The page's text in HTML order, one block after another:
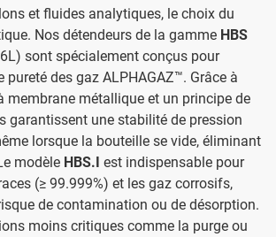
et fluides analytiques, le choix du
Nos détendeurs de la gamme HBS
sont spécialement conçus pour
pureté des gaz ALPHAGAZ™. Grâce à
membrane métallique et un principe de
garantissent une stabilité de pression
lorsque la bouteille se vide, éliminant
modèle HBS.I est indispensable pour
(≥ 99.999%) et les gaz corrosifs,
de contamination ou de désorption.
moins critiques comme la purge ou